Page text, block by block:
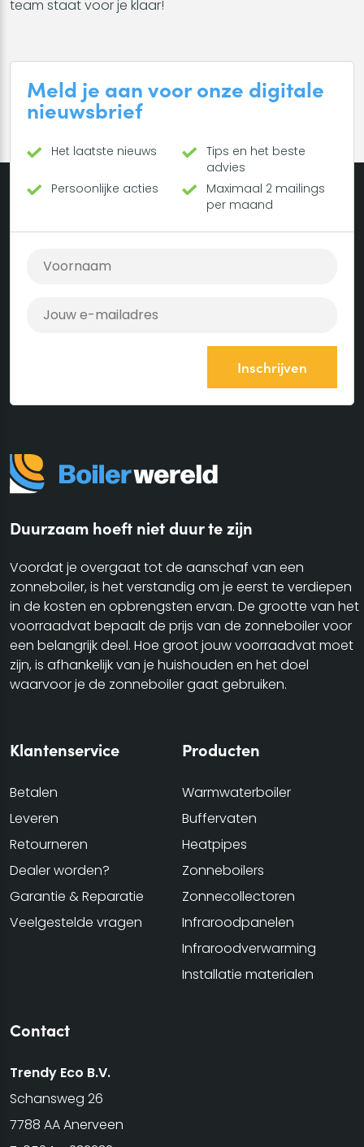
team staat voor je klaar!
Meld je aan voor onze digitale
nieuwsbrief
Het laatste nieuws
Tips en het beste
advies
Persoonlijke acties
Maximaal 2 mailings
per maand
Duurzaam hoeft niet duur te zijn
Voordat je overgaat tot de aanschaf van een
zonneboiler, is het verstandig om je eerst te verdiepen
in de kosten en opbrengsten ervan. De grootte van het
voorraadvat bepaalt de prijs van de zonneboiler voor
een belangrijk deel. Hoe groot jouw voorraadvat moet
zijn, is afhankelijk van je huishouden en het doel
waarvoor je de zonneboiler gaat gebruiken.
Klantenservice
Betalen
Leveren
Retourneren
Dealer worden?
Garantie & Reparatie
Veelgestelde vragen
Producten
Warmwaterboiler
Buffervaten
Heatpipes
Zonneboilers
Zonnecollectoren
Infraroodpanelen
Infraroodverwarming
Installatie materialen
Contact
Trendy Eco B.V.
Schansweg 26
7788 AA Anerveen